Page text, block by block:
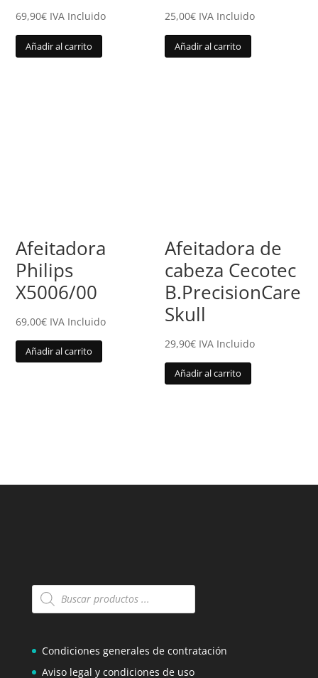
69,90€ IVA Incluido
Añadir al carrito
25,00€ IVA Incluido
Añadir al carrito
Afeitadora
Philips
X5006/00
69,00€ IVA Incluido
Añadir al carrito
Afeitadora de
cabeza Cecotec
B.PrecisionCare
Skull
29,90€ IVA Incluido
Añadir al carrito
Búsqueda
de
Condiciones generales de contratación
Aviso legal y condiciones de uso